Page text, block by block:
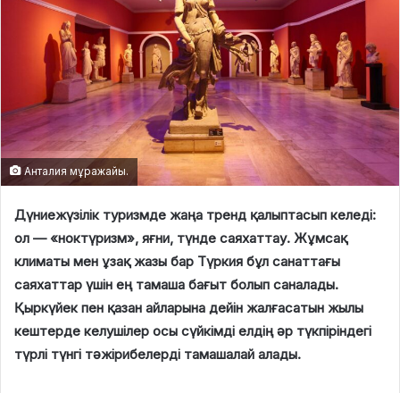
Анталия мұражайы.
Дүниежүзілік туризмде жаңа тренд қалыптасып келеді:
ол — «ноктүризм», яғни, түнде саяхаттау. Жұмсақ
климаты мен ұзақ жазы бар Түркия бұл санаттағы
саяхаттар үшін ең тамаша бағыт болып саналады.
Қыркүйек пен қазан айларына дейін жалғасатын жылы
кештерде келушілер осы сүйкімді елдің әр түкпіріндегі
түрлі түнгі тәжірибелерді тамашалай алады.